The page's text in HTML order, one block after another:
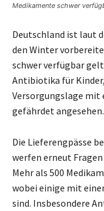
Medikamente schwer
Deutschland ist laut
den Winter
schwer verfügbar
Antibiotika für
Versorgungslage
gefährdet angesehen.
Die Lieferengpässe
werfen erneut
Mehr als 500
wobei einige mit
sind. Insbesondere